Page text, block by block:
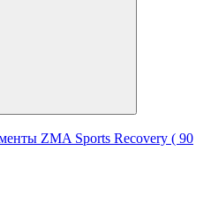
ZMA Sports Recovery ( 90